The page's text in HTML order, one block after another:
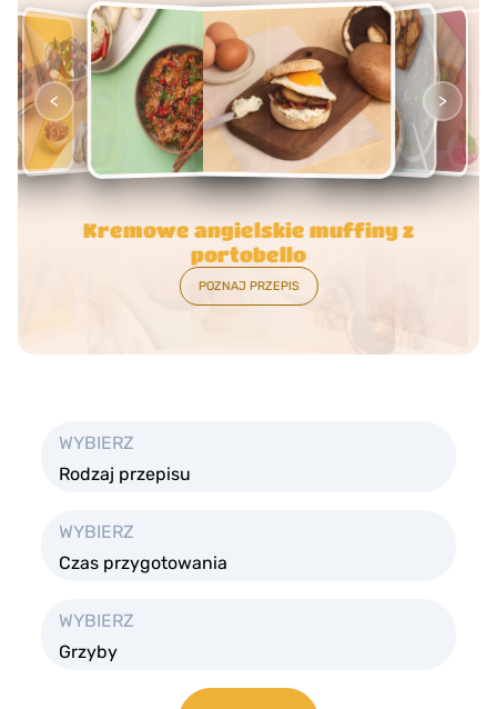
< >
Bourguignon z grzybami w stylu
francuskim
POZNAJ PRZEPIS
WYBIERZ
Rodzaj przepisu
WYBIERZ
Czas przygotowania
WYBIERZ
Grzyby